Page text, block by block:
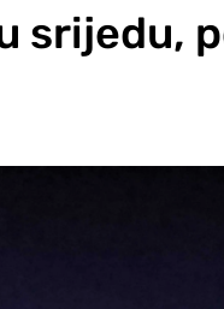
srijedu,